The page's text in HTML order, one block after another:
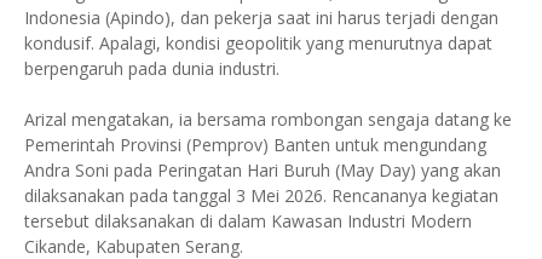
Indonesia (Apindo), dan pekerja saat ini harus terjadi dengan
kondusif. Apalagi, kondisi geopolitik yang menurutnya dapat
berpengaruh pada dunia industri.
Arizal mengatakan, ia bersama rombongan sengaja datang ke
Pemerintah Provinsi (Pemprov) Banten untuk mengundang
Andra Soni pada Peringatan Hari Buruh (May Day) yang akan
dilaksanakan pada tanggal 3 Mei 2026. Rencananya kegiatan
tersebut dilaksanakan di dalam Kawasan Industri Modern
Cikande, Kabupaten Serang.